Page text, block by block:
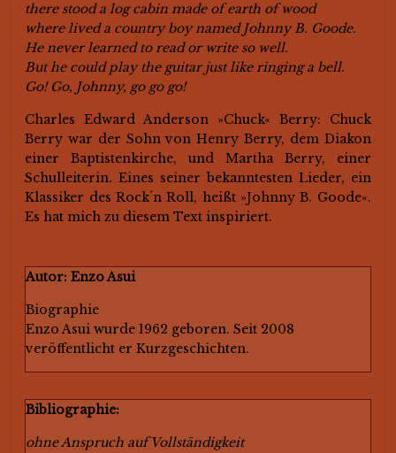
there stood a log cabin made of earth of wood
where lived a country boy named Johnny B. Goode.
He never learned to read or write so well.
But he could play the guitar just like ringing a bell.
Go! Go, Johnny, go go go!
Charles Edward Anderson »Chuck« Berry: Chuck
Berry war der Sohn von Henry Berry, dem Diakon
einer Baptistenkirche, und Martha Berry, einer
Schulleiterin. Eines seiner bekanntesten Lieder, ein
Klassiker des Rock´n Roll, heißt »Johnny B. Goode«.
Es hat mich zu diesem Text inspiriert.
Autor: Enzo Asui
Biographie
Enzo Asui wurde 1962 geboren. Seit 2008
veröffentlicht er Kurzgeschichten.
Bibliographie:
ohne Anspruch auf Vollständigkeit